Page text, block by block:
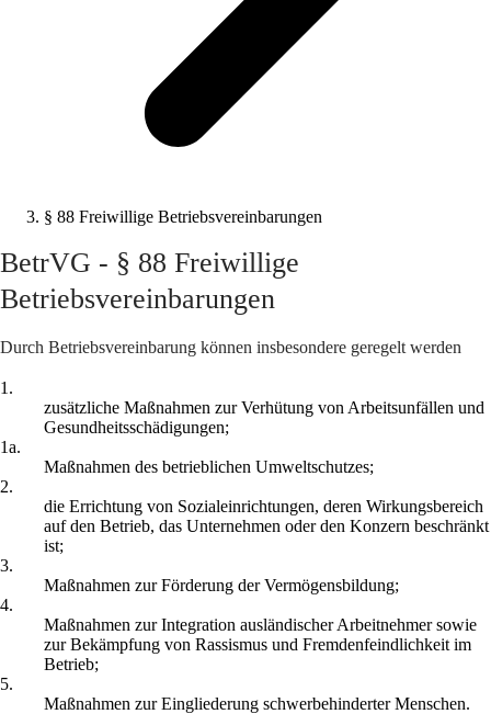
§ 88 Freiwillige Betriebsvereinbarungen
BetrVG - § 88 Freiwillige
Betriebsvereinbarungen
Durch Betriebsvereinbarung können insbesondere geregelt werden
1.
zusätzliche Maßnahmen zur Verhütung von Arbeitsunfällen und
Gesundheitsschädigungen;
1a.
Maßnahmen des betrieblichen Umweltschutzes;
2.
die Errichtung von Sozialeinrichtungen, deren Wirkungsbereich
auf den Betrieb, das Unternehmen oder den Konzern beschränkt
ist;
3.
Maßnahmen zur Förderung der Vermögensbildung;
4.
Maßnahmen zur Integration ausländischer Arbeitnehmer sowie
zur Bekämpfung von Rassismus und Fremdenfeindlichkeit im
Betrieb;
5.
Maßnahmen zur Eingliederung schwerbehinderter Menschen.